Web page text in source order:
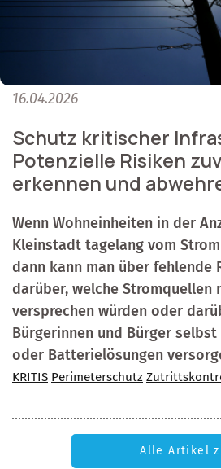
16.04.2026
Schutz kritischer
Potenzielle Risiken
erkennen und
Wenn Wohneinheiten in der
Kleinstadt tagelang vom
dann kann man über fehlende
darüber, welche Stromquellen
versprechen würden oder
Bürgerinnen und Bürger
oder Batterielösungen
KRITIS Perimeterschutz
Alle Artikel